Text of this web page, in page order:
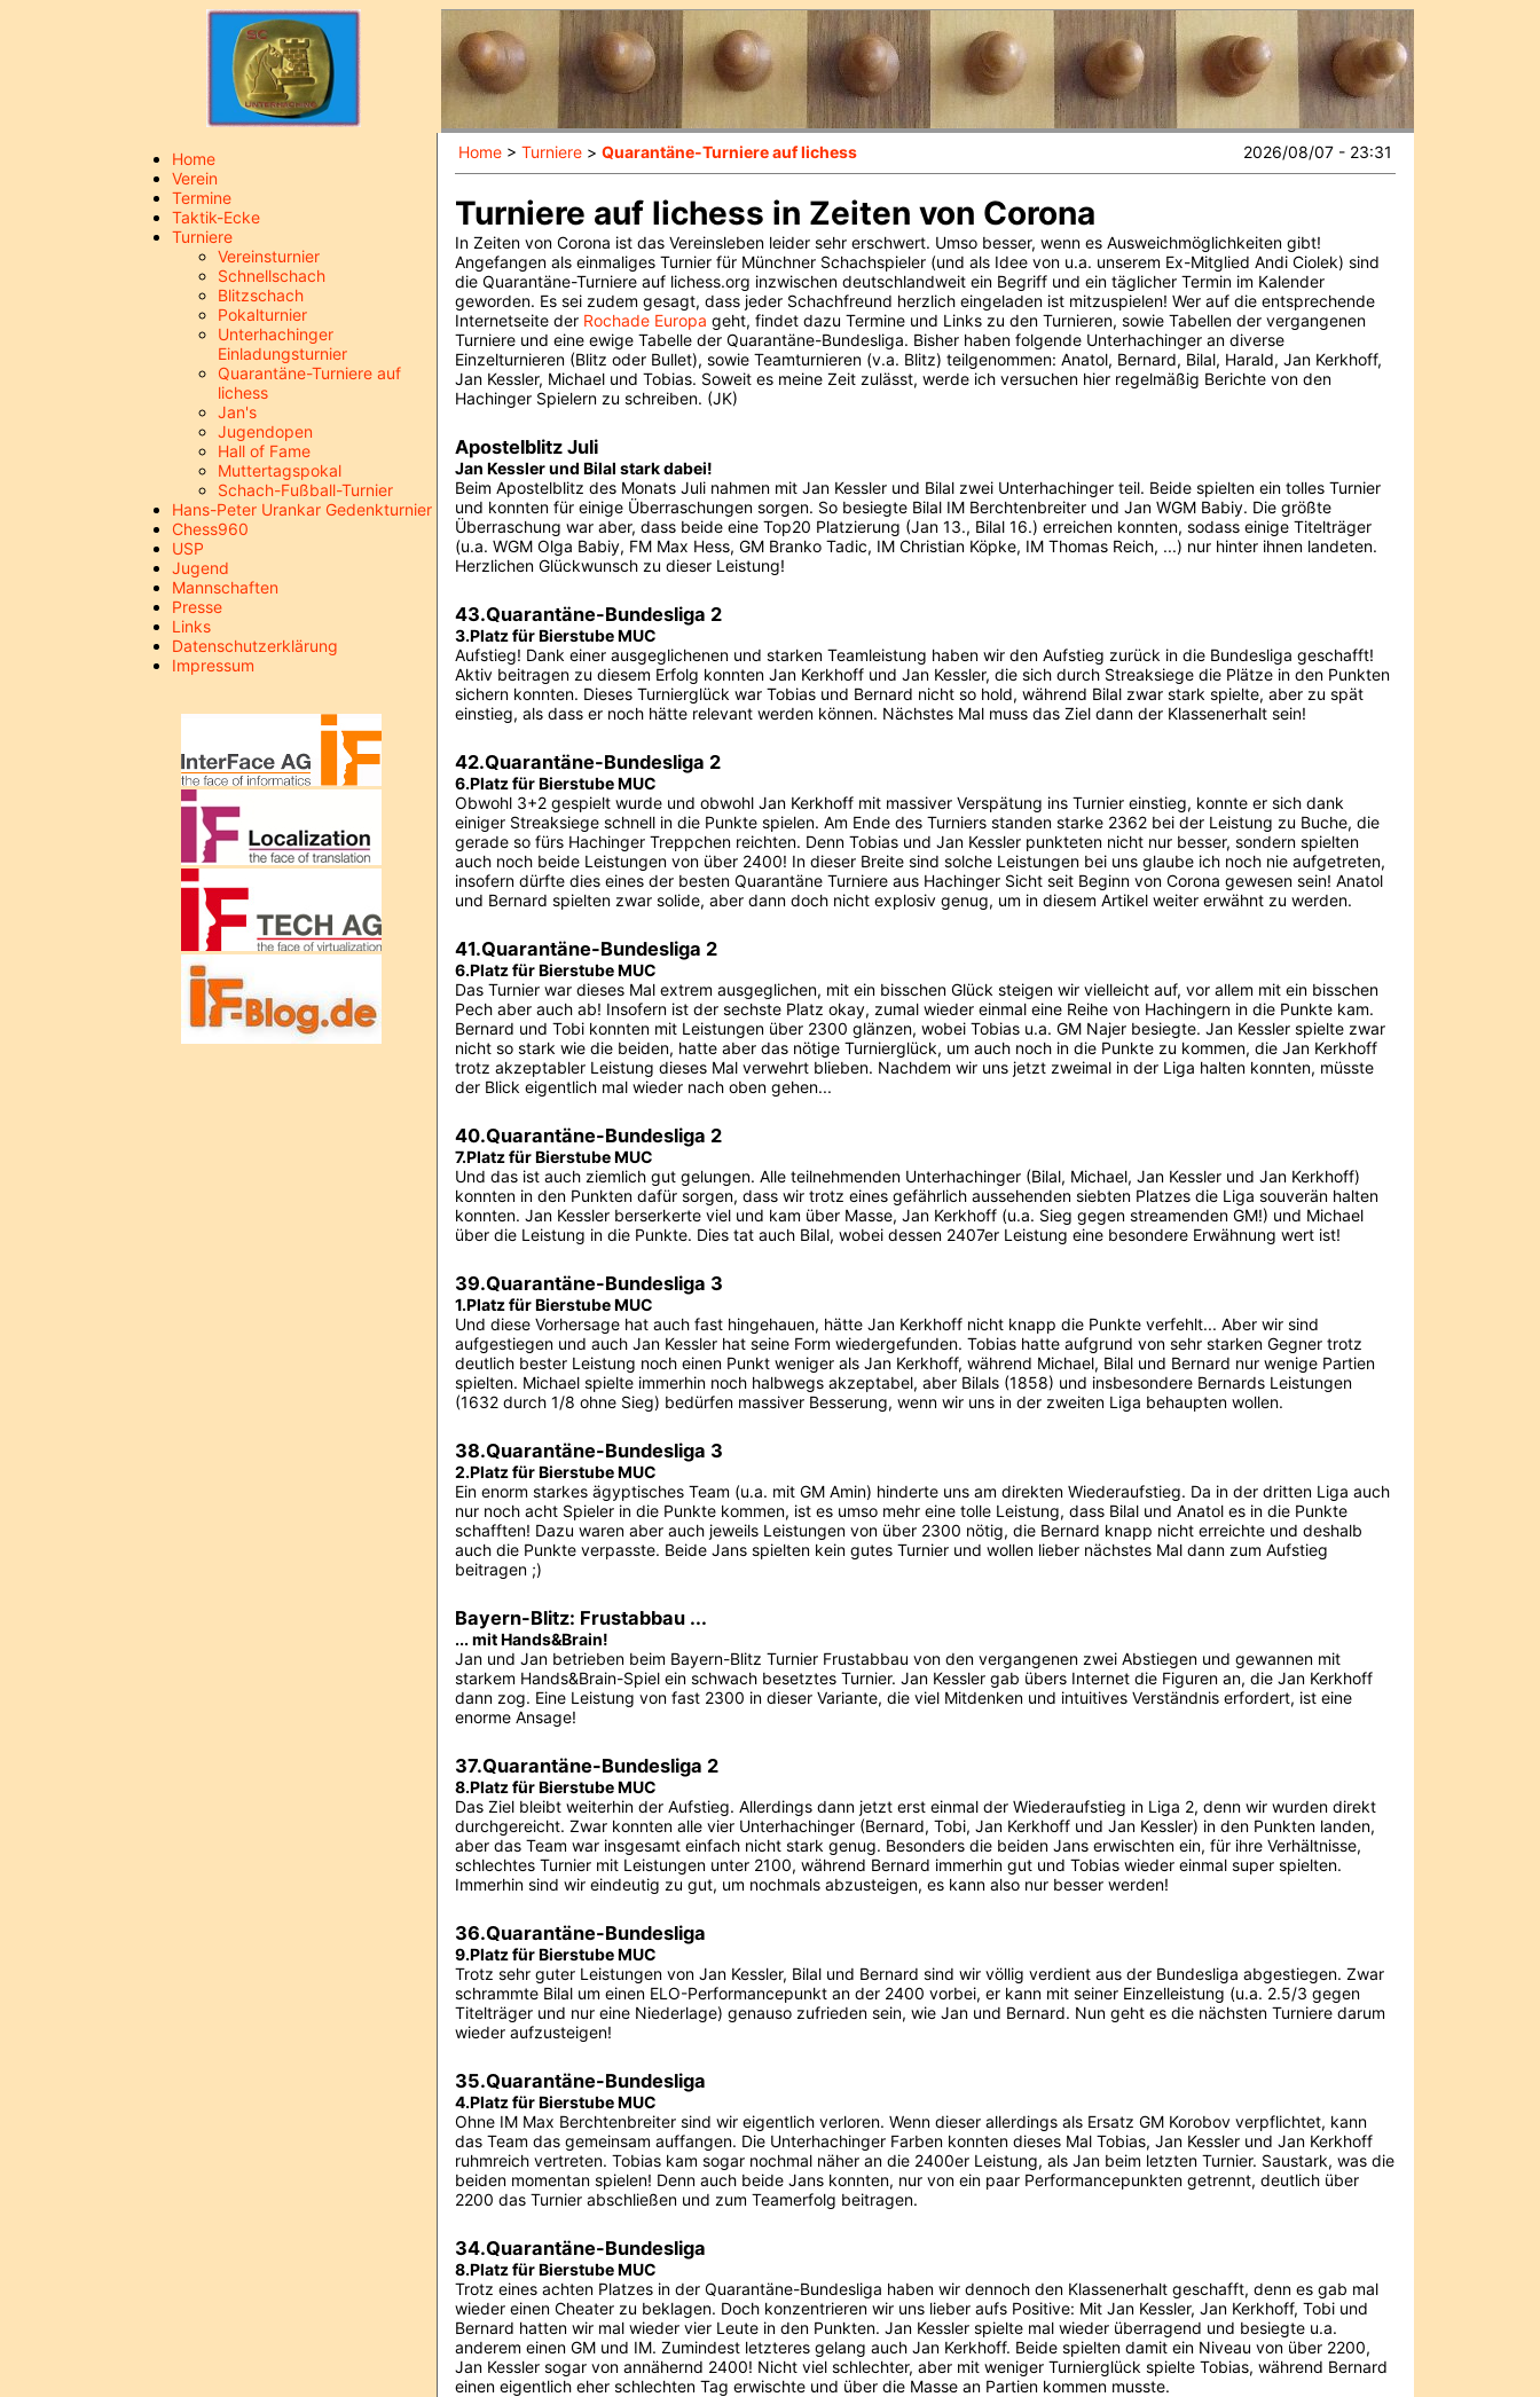
Home
Verein
Termine
Taktik-Ecke
Turniere
Vereinsturnier
Schnellschach
Blitzschach
Pokalturnier
Unterhachinger
Einladungsturnier
Quarantäne-Turniere auf
lichess
Jan's
Jugendopen
Hall of Fame
Muttertagspokal
Schach-Fußball-Turnier
Hans-Peter Urankar Gedenkturnier
Chess960
USP
Jugend
Mannschaften
Presse
Links
Datenschutzerklärung
Impressum
Home > Turniere > Quarantäne-Turniere auf lichess 2026/08/07 - 23:31
Turniere auf lichess in Zeiten von Corona
In Zeiten von Corona ist das Vereinsleben leider sehr erschwert. Umso besser, wenn es Ausweichmöglichkeiten gibt!
Angefangen als einmaliges Turnier für Münchner Schachspieler (und als Idee von u.a. unserem Ex-Mitglied Andi Ciolek) sind
die Quarantäne-Turniere auf lichess.org inzwischen deutschlandweit ein Begriff und ein täglicher Termin im Kalender
geworden. Es sei zudem gesagt, dass jeder Schachfreund herzlich eingeladen ist mitzuspielen! Wer auf die entsprechende
Internetseite der Rochade Europa geht, findet dazu Termine und Links zu den Turnieren, sowie Tabellen der vergangenen
Turniere und eine ewige Tabelle der Quarantäne-Bundesliga. Bisher haben folgende Unterhachinger an diverse
Einzelturnieren (Blitz oder Bullet), sowie Teamturnieren (v.a. Blitz) teilgenommen: Anatol, Bernard, Bilal, Harald, Jan Kerkhoff,
Jan Kessler, Michael und Tobias. Soweit es meine Zeit zulässt, werde ich versuchen hier regelmäßig Berichte von den
Hachinger Spielern zu schreiben. (JK)
Apostelblitz Juli
Jan Kessler und Bilal stark dabei!
Beim Apostelblitz des Monats Juli nahmen mit Jan Kessler und Bilal zwei Unterhachinger teil. Beide spielten ein tolles Turnier
und konnten für einige Überraschungen sorgen. So besiegte Bilal IM Berchtenbreiter und Jan WGM Babiy. Die größte
Überraschung war aber, dass beide eine Top20 Platzierung (Jan 13., Bilal 16.) erreichen konnten, sodass einige Titelträger
(u.a. WGM Olga Babiy, FM Max Hess, GM Branko Tadic, IM Christian Köpke, IM Thomas Reich, ...) nur hinter ihnen landeten.
Herzlichen Glückwunsch zu dieser Leistung!
43.Quarantäne-Bundesliga 2
3.Platz für Bierstube MUC
Aufstieg! Dank einer ausgeglichenen und starken Teamleistung haben wir den Aufstieg zurück in die Bundesliga geschafft!
Aktiv beitragen zu diesem Erfolg konnten Jan Kerkhoff und Jan Kessler, die sich durch Streaksiege die Plätze in den Punkten
sichern konnten. Dieses Turnierglück war Tobias und Bernard nicht so hold, während Bilal zwar stark spielte, aber zu spät
einstieg, als dass er noch hätte relevant werden können. Nächstes Mal muss das Ziel dann der Klassenerhalt sein!
42.Quarantäne-Bundesliga 2
6.Platz für Bierstube MUC
Obwohl 3+2 gespielt wurde und obwohl Jan Kerkhoff mit massiver Verspätung ins Turnier einstieg, konnte er sich dank
einiger Streaksiege schnell in die Punkte spielen. Am Ende des Turniers standen starke 2362 bei der Leistung zu Buche, die
gerade so fürs Hachinger Treppchen reichten. Denn Tobias und Jan Kessler punkteten nicht nur besser, sondern spielten
auch noch beide Leistungen von über 2400! In dieser Breite sind solche Leistungen bei uns glaube ich noch nie aufgetreten,
insofern dürfte dies eines der besten Quarantäne Turniere aus Hachinger Sicht seit Beginn von Corona gewesen sein! Anatol
und Bernard spielten zwar solide, aber dann doch nicht explosiv genug, um in diesem Artikel weiter erwähnt zu werden.
41.Quarantäne-Bundesliga 2
6.Platz für Bierstube MUC
Das Turnier war dieses Mal extrem ausgeglichen, mit ein bisschen Glück steigen wir vielleicht auf, vor allem mit ein bisschen
Pech aber auch ab! Insofern ist der sechste Platz okay, zumal wieder einmal eine Reihe von Hachingern in die Punkte kam.
Bernard und Tobi konnten mit Leistungen über 2300 glänzen, wobei Tobias u.a. GM Najer besiegte. Jan Kessler spielte zwar
nicht so stark wie die beiden, hatte aber das nötige Turnierglück, um auch noch in die Punkte zu kommen, die Jan Kerkhoff
trotz akzeptabler Leistung dieses Mal verwehrt blieben. Nachdem wir uns jetzt zweimal in der Liga halten konnten, müsste
der Blick eigentlich mal wieder nach oben gehen...
40.Quarantäne-Bundesliga 2
7.Platz für Bierstube MUC
Und das ist auch ziemlich gut gelungen. Alle teilnehmenden Unterhachinger (Bilal, Michael, Jan Kessler und Jan Kerkhoff)
konnten in den Punkten dafür sorgen, dass wir trotz eines gefährlich aussehenden siebten Platzes die Liga souverän halten
konnten. Jan Kessler berserkerte viel und kam über Masse, Jan Kerkhoff (u.a. Sieg gegen streamenden GM!) und Michael
über die Leistung in die Punkte. Dies tat auch Bilal, wobei dessen 2407er Leistung eine besondere Erwähnung wert ist!
39.Quarantäne-Bundesliga 3
1.Platz für Bierstube MUC
Und diese Vorhersage hat auch fast hingehauen, hätte Jan Kerkhoff nicht knapp die Punkte verfehlt... Aber wir sind
aufgestiegen und auch Jan Kessler hat seine Form wiedergefunden. Tobias hatte aufgrund von sehr starken Gegner trotz
deutlich bester Leistung noch einen Punkt weniger als Jan Kerkhoff, während Michael, Bilal und Bernard nur wenige Partien
spielten. Michael spielte immerhin noch halbwegs akzeptabel, aber Bilals (1858) und insbesondere Bernards Leistungen
(1632 durch 1/8 ohne Sieg) bedürfen massiver Besserung, wenn wir uns in der zweiten Liga behaupten wollen.
38.Quarantäne-Bundesliga 3
2.Platz für Bierstube MUC
Ein enorm starkes ägyptisches Team (u.a. mit GM Amin) hinderte uns am direkten Wiederaufstieg. Da in der dritten Liga auch
nur noch acht Spieler in die Punkte kommen, ist es umso mehr eine tolle Leistung, dass Bilal und Anatol es in die Punkte
schafften! Dazu waren aber auch jeweils Leistungen von über 2300 nötig, die Bernard knapp nicht erreichte und deshalb
auch die Punkte verpasste. Beide Jans spielten kein gutes Turnier und wollen lieber nächstes Mal dann zum Aufstieg
beitragen ;)
Bayern-Blitz: Frustabbau ...
... mit Hands&Brain!
Jan und Jan betrieben beim Bayern-Blitz Turnier Frustabbau von den vergangenen zwei Abstiegen und gewannen mit
starkem Hands&Brain-Spiel ein schwach besetztes Turnier. Jan Kessler gab übers Internet die Figuren an, die Jan Kerkhoff
dann zog. Eine Leistung von fast 2300 in dieser Variante, die viel Mitdenken und intuitives Verständnis erfordert, ist eine
enorme Ansage!
37.Quarantäne-Bundesliga 2
8.Platz für Bierstube MUC
Das Ziel bleibt weiterhin der Aufstieg. Allerdings dann jetzt erst einmal der Wiederaufstieg in Liga 2, denn wir wurden direkt
durchgereicht. Zwar konnten alle vier Unterhachinger (Bernard, Tobi, Jan Kerkhoff und Jan Kessler) in den Punkten landen,
aber das Team war insgesamt einfach nicht stark genug. Besonders die beiden Jans erwischten ein, für ihre Verhältnisse,
schlechtes Turnier mit Leistungen unter 2100, während Bernard immerhin gut und Tobias wieder einmal super spielten.
Immerhin sind wir eindeutig zu gut, um nochmals abzusteigen, es kann also nur besser werden!
36.Quarantäne-Bundesliga
9.Platz für Bierstube MUC
Trotz sehr guter Leistungen von Jan Kessler, Bilal und Bernard sind wir völlig verdient aus der Bundesliga abgestiegen. Zwar
schrammte Bilal um einen ELO-Performancepunkt an der 2400 vorbei, er kann mit seiner Einzelleistung (u.a. 2.5/3 gegen
Titelträger und nur eine Niederlage) genauso zufrieden sein, wie Jan und Bernard. Nun geht es die nächsten Turniere darum
wieder aufzusteigen!
35.Quarantäne-Bundesliga
4.Platz für Bierstube MUC
Ohne IM Max Berchtenbreiter sind wir eigentlich verloren. Wenn dieser allerdings als Ersatz GM Korobov verpflichtet, kann
das Team das gemeinsam auffangen. Die Unterhachinger Farben konnten dieses Mal Tobias, Jan Kessler und Jan Kerkhoff
ruhmreich vertreten. Tobias kam sogar nochmal näher an die 2400er Leistung, als Jan beim letzten Turnier. Saustark, was die
beiden momentan spielen! Denn auch beide Jans konnten, nur von ein paar Performancepunkten getrennt, deutlich über
2200 das Turnier abschließen und zum Teamerfolg beitragen.
34.Quarantäne-Bundesliga
8.Platz für Bierstube MUC
Trotz eines achten Platzes in der Quarantäne-Bundesliga haben wir dennoch den Klassenerhalt geschafft, denn es gab mal
wieder einen Cheater zu beklagen. Doch konzentrieren wir uns lieber aufs Positive: Mit Jan Kessler, Jan Kerkhoff, Tobi und
Bernard hatten wir mal wieder vier Leute in den Punkten. Jan Kessler spielte mal wieder überragend und besiegte u.a.
anderem einen GM und IM. Zumindest letzteres gelang auch Jan Kerkhoff. Beide spielten damit ein Niveau von über 2200,
Jan Kessler sogar von annähernd 2400! Nicht viel schlechter, aber mit weniger Turnierglück spielte Tobias, während Bernard
einen eigentlich eher schlechten Tag erwischte und über die Masse an Partien kommen musste.